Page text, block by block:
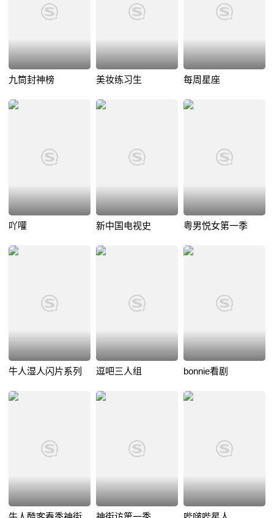
九筒封神榜 美妆练习生 每周星座
吖嚾 新中国电视史 粤男悦女第一季
牛人湿人闪片系列 逗吧三人组 bonnie看剧